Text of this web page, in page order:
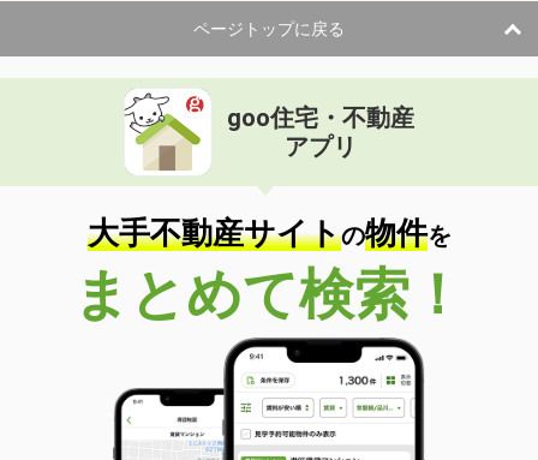
ページトップに戻る
goo住宅・不動産
アプリ
大手不動産サイトの物件を
まとめて検索！